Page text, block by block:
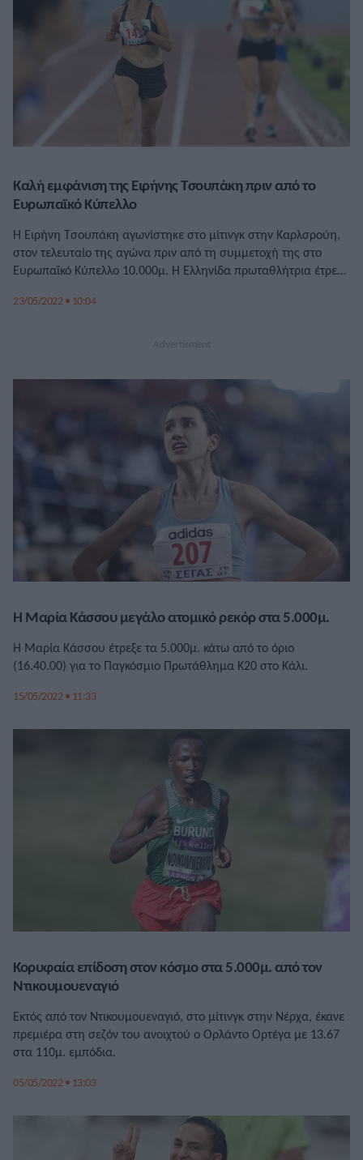
Καλή εμφάνιση της Ειρήνης Τσουπάκη πριν από το
Ευρωπαϊκό Κύπελλο
Η Ειρήνη Τσουπάκη αγωνίστηκε στο μίτινγκ στην Καρλσρούη,
στον τελευταίο της αγώνα πριν από τη συμμετοχή της στο
Ευρωπαϊκό Κύπελλο 10.000μ. Η Ελληνίδα πρωταθλήτρια έτρεξε
επίδοση 16.35.64. Πέτυχε ατομικό ρεκόρ και ετοιμάζεται τώρα
διεξάγεται το Ευρωπαϊκό […]
23/05/2022 • 10:04
Η Μαρία Κάσσου μεγάλο ατομικό ρεκόρ στα 5.000μ.
Η Μαρία Κάσσου έτρεξε τα 5.000μ. κάτω από το όριο
(16.40.00) για το Παγκόσμιο Πρωτάθλημα Κ20 στο Κάλι.
15/05/2022 • 11:33
Κορυφαία επίδοση στον κόσμο στα 5.000μ. από τον
Ντικουμουεναγιό
Εκτός από τον Ντικουμουεναγιό, στο μίτινγκ στην Νέρχα, έκανε
πρεμιέρα στη σεζόν του ανοιχτού ο Ορλάντο Ορτέγα με 13.67
στα 110μ. εμπόδια.
05/05/2022 • 13:03